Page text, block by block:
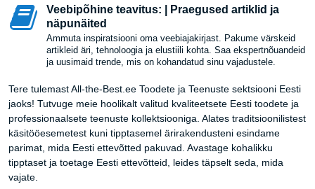
Veebipõhine teavitus: | Praegused artiklid ja
näpunäited
Ammuta inspiratsiooni oma veebiajakirjast. Pakume värskeid
artikleid äri, tehnoloogia ja elustiili kohta. Saa ekspertnõuandeid
ja uusimaid trende, mis on kohandatud sinu vajadustele.
Tere tulemast All-the-Best.ee Toodete ja Teenuste sektsiooni Eesti
jaoks! Tutvuge meie hoolikalt valitud kvaliteetsete Eesti toodete ja
professionaalsete teenuste kollektsiooniga. Alates traditsioonilistest
käsitööesemetest kuni tipptasemel ärirakendusteni esindame
parimat, mida Eesti ettevõtted pakuvad. Avastage kohalikku
tipptaset ja toetage Eesti ettevõtteid, leides täpselt seda, mida
vajate.